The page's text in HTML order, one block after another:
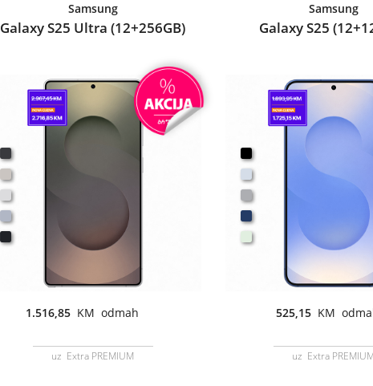
Samsung
Galaxy S25 Ultra (12+256GB)
1.516,85 KM odmah
uz Extra PREMIUM
Samsung
Galaxy S25
525,15 KM
uz Extra PREMIUM